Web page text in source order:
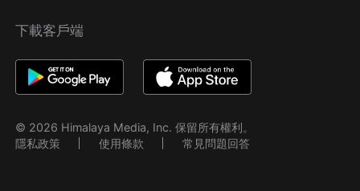
下載客戶端
© 2026 Himalaya Media, Inc. 保留所有權利。
隱私政策
使用條款 常見問題回答